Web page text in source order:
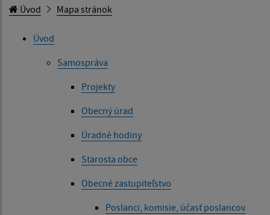
Úvod Mapa stránok
Úvod
Samospráva
Projekty
Obecný úrad
Úradné hodiny
Starosta obce
Obecné zastupiteľstvo
Poslanci, komisie, účasť poslancov